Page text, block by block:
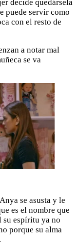
decide quedársela
puede servir como
con el resto de
a notar mal
se va
se asusta y le
es el nombre que
su espíritu ya no
porque su alma